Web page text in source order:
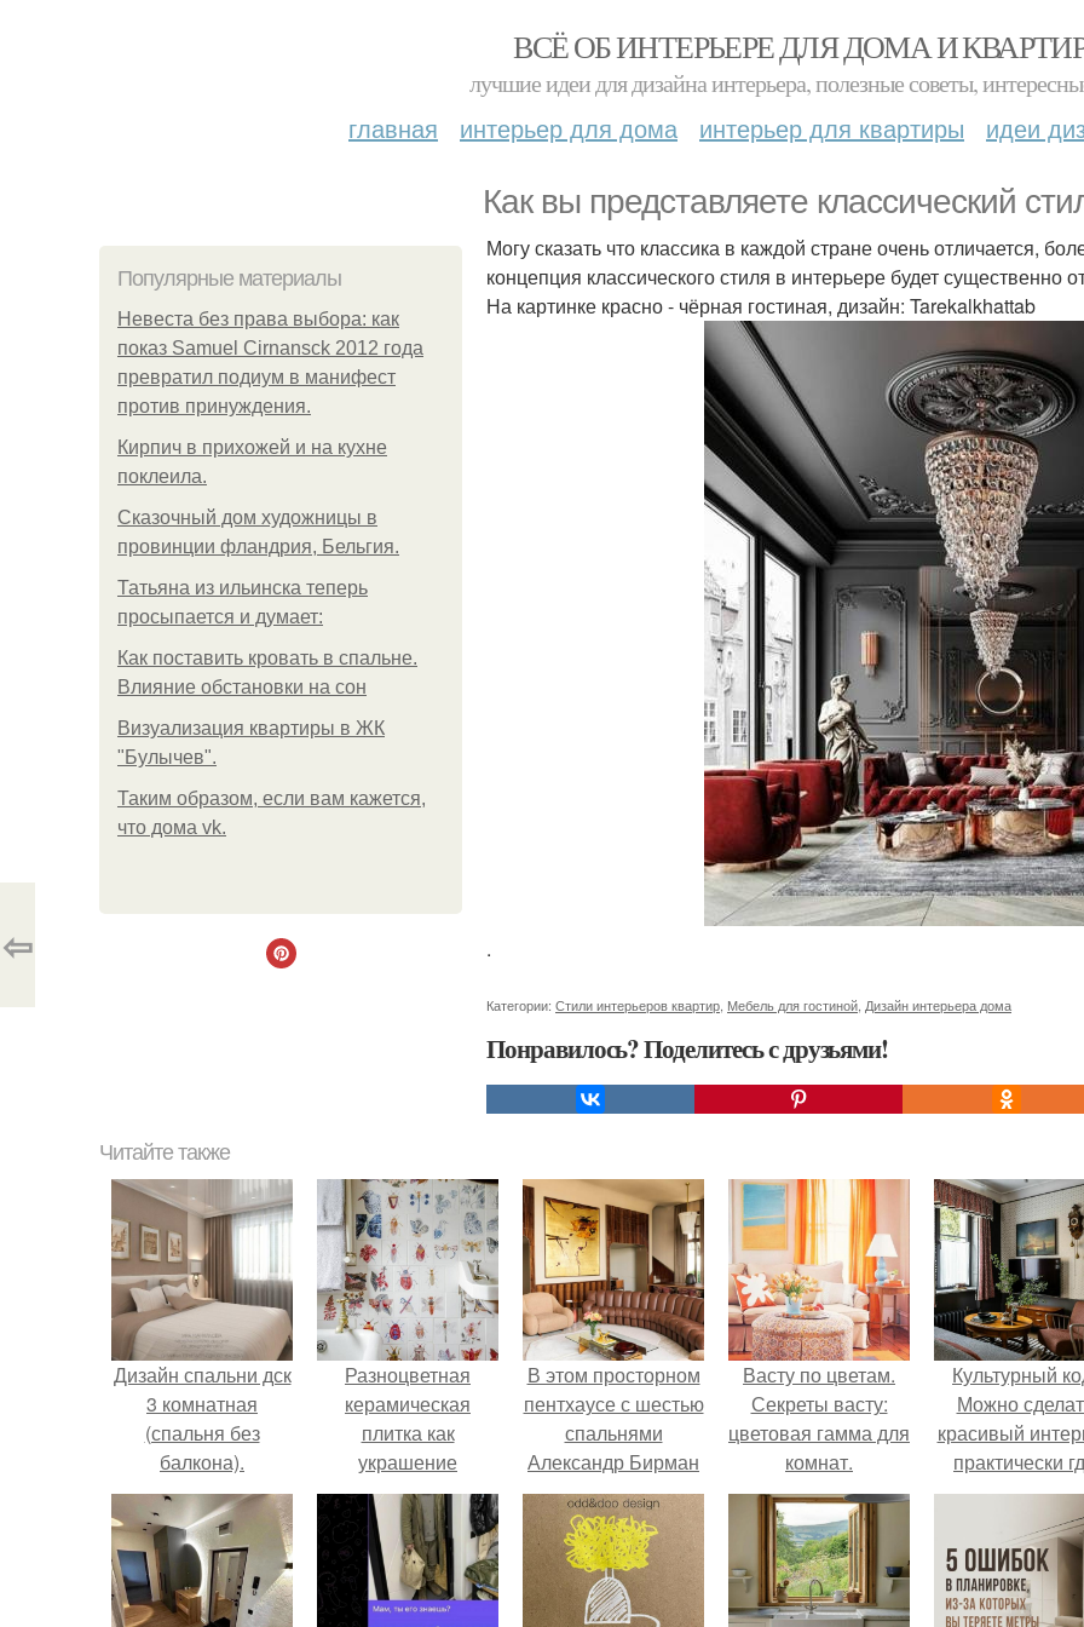
ВСЁ ОБ ИНТЕРЬЕРЕ ДЛЯ ДОМА И
лучшие идеи для дизайна интерьера, полезные советы,
главная интерьер для дома интерьер для квартиры идеи
Как вы представляете классический
Популярные материалы
Невеста без права выбора: как
показ Samuel Cirnansck 2012 года
превратил подиум в манифест
против принуждения.
Кирпич в прихожей и на кухне
поклеила.
Сказочный дом художницы в
провинции фландрия, Бельгия.
Татьяна из ильинска теперь
просыпается и думает:
Как поставить кровать в спальне.
Влияние обстановки на сон
Визуализация квартиры в ЖК
"Булычев".
Таким образом, если вам кажется,
что дома vk.
Могу сказать что классика в каждой стране очень отличается,
концепция классического стиля в интерьере будет существенно
На картинке красно - чёрная гостиная, дизайн: Tarekalkhattab
.
Категории: Стили интерьеров квартир Мебель для гостиной Дизайн интерьера дома
Понравилось? Поделитесь с друзьями!
⇦
Читайте также
Дизайн спальни дск
3 комнатная
(спальня без
балкона).
Разноцветная
керамическая
плитка как
украшение
интерьера.
В этом просторном
пентхаусе с шестью
спальнями
Александр Бирман
живет со своей
семьей.
Васту по цветам.
Секреты васту:
цветовая гамма для
комнат.
Культурный
Можно
красивый
практически
угодно.